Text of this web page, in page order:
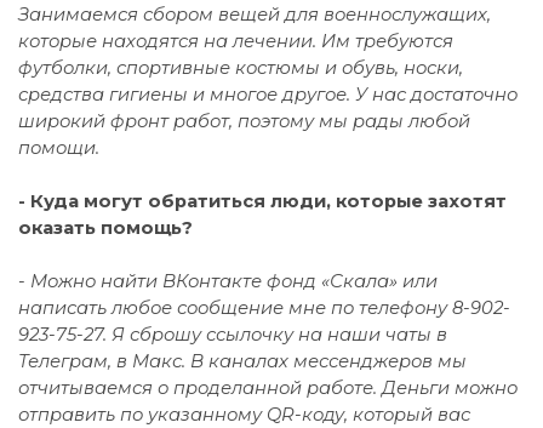
Занимаемся сбором вещей для военнослужащих,
которые находятся на лечении. Им требуются
футболки, спортивные костюмы и обувь, носки,
средства гигиены и многое другое. У нас достаточно
широкий фронт работ, поэтому мы рады любой
помощи.
- Куда могут обратиться люди, которые захотят
оказать помощь?
- Можно найти ВКонтакте фонд «Скала» или
написать любое сообщение мне по телефону 8-902-
923-75-27. Я сброшу ссылочку на наши чаты в
Телеграм, в Макс. В каналах мессенджеров мы
отчитываемся о проделанной работе. Деньги можно
отправить по указанному QR-коду, который вас